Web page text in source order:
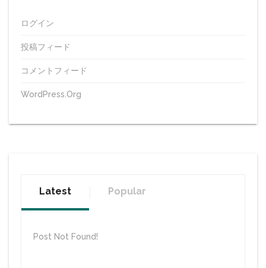
ログイン
投稿フィード
コメントフィード
WordPress.org
Latest Popular
Post Not Found!